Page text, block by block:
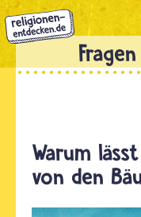
Direkt
zum
Inhalt
Warum
von den